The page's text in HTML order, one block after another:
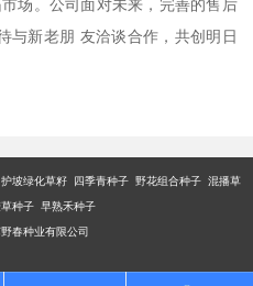
场。公司面对未来，完善的售后
与新老朋 友洽谈合作，共创明日
坡绿化草籽 四季青种子 野花组合种子 混播草
种子 早熟禾种子
春种业有限公司